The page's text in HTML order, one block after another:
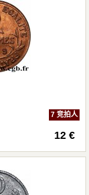
7 竞拍人
12 €